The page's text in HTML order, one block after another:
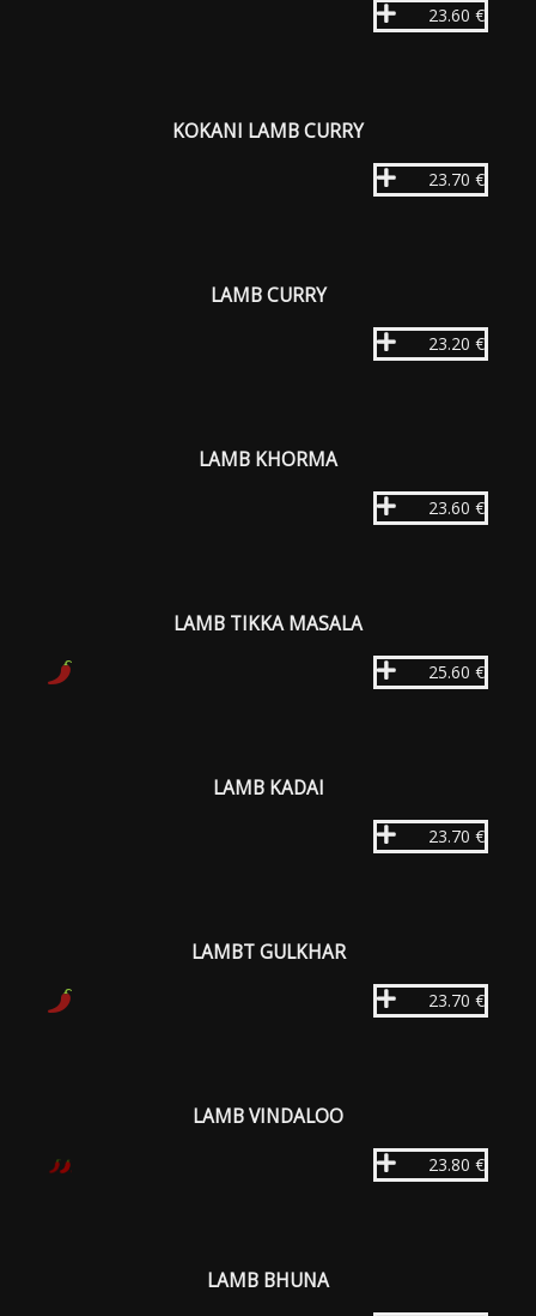
23.60 €
KOKANI LAMB CURRY
23.70 €
LAMB CURRY
23.20 €
LAMB KHORMA
23.60 €
LAMB TIKKA MASALA
25.60 €
LAMB KADAI
23.70 €
LAMBT GULKHAR
23.70 €
LAMB VINDALOO
23.80 €
LAMB BHUNA